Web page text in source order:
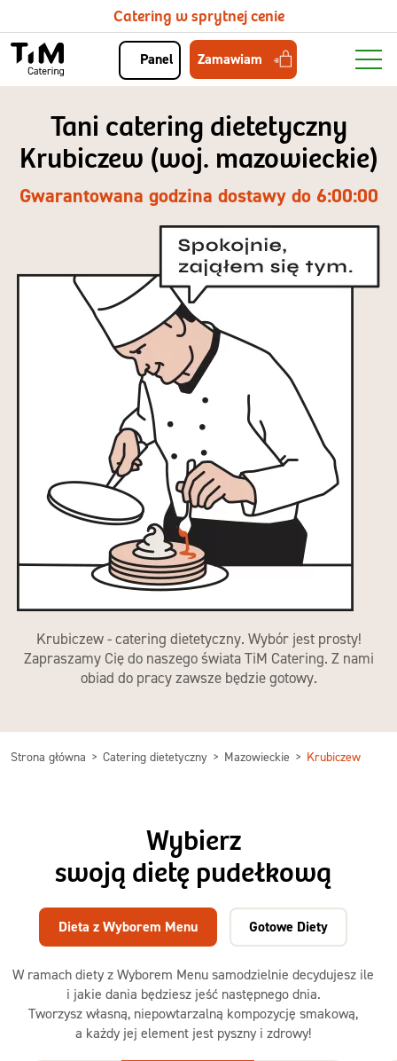
Catering w sprytnej cenie
Panel Zamawiam
Tani catering dietetyczny
Krubiczew (woj. mazowieckie)
Gwarantowana godzina dostawy do 6:00:00
Krubiczew - catering dietetyczny. Wybór jest prosty!
Zapraszamy Cię do naszego świata TiM Catering. Z nami
obiad do pracy zawsze będzie gotowy.
Strona główna Catering dietetyczny Mazowieckie Krubiczew
Wybierz
swoją dietę pudełkową
W ramach diety z Wyborem Menu samodzielnie decydujesz ile
i jakie dania będziesz jeść następnego dnia.
Tworzysz własną, niepowtarzalną kompozycję smakową,
a każdy jej element jest pyszny i zdrowy!
Dieta z Wyborem Menu Gotowe Diety